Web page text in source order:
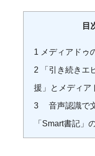
目
1 メディアドゥ
2 「引き続きエ
援」とメディア
3音声認識で文
「Smart書記」